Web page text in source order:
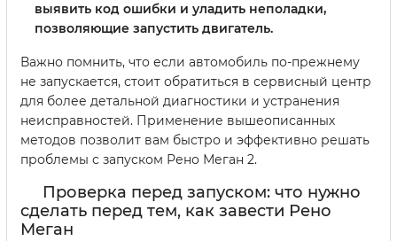
выявить код ошибки и уладить неполадки,
позволяющие запустить двигатель.
Важно помнить, что если автомобиль по-прежнему
не запускается, стоит обратиться в сервисный центр
для более детальной диагностики и устранения
неисправностей. Применение вышеописанных
методов позволит вам быстро и эффективно решать
проблемы с запуском Рено Меган 2.
Проверка перед запуском: что нужно
сделать перед тем, как завести Рено
Меган